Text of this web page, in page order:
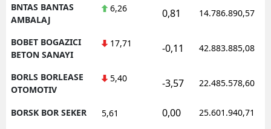
BNTAS BANTAS
AMBALAJ
6,26 0,81 14.786.890,57
BOBET BOGAZICI
BETON SANAYI
17,71 -0,11 42.883.885,08
BORLS BORLEASE
OTOMOTIV
5,40 -3,57 22.485.578,60
BORSK BOR SEKER 5,61 0,00 25.601.940,71